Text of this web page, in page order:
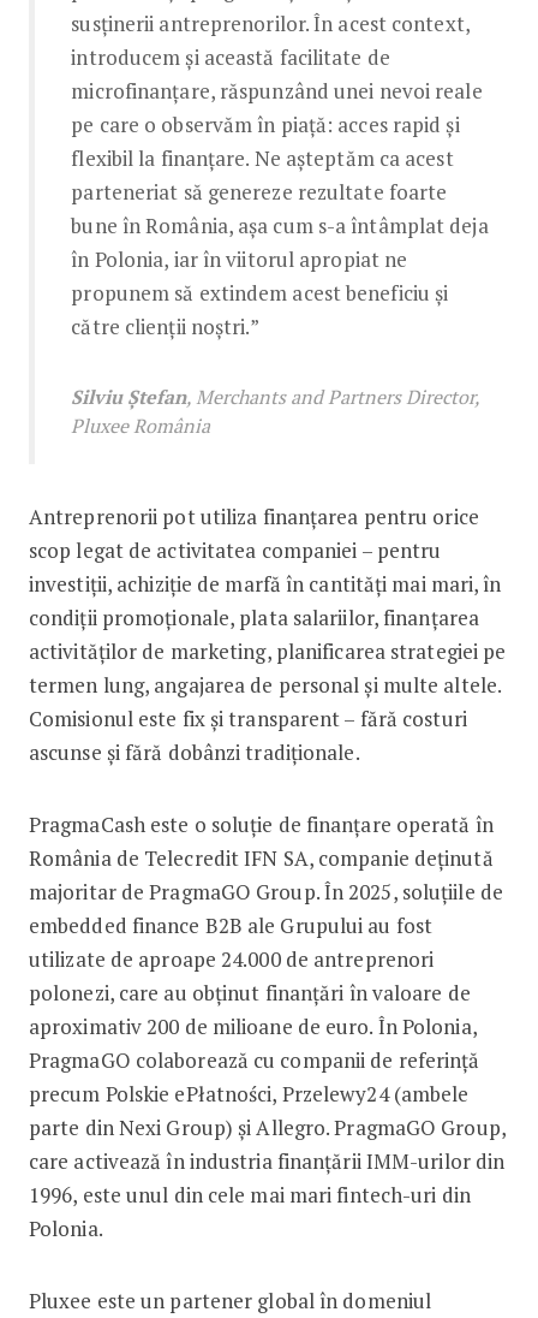
susținerii antreprenorilor. În acest context,
introducem și această facilitate de
microfinanțare, răspunzând unei nevoi reale
pe care o observăm în piață: acces rapid și
flexibil la finanțare. Ne așteptăm ca acest
parteneriat să genereze rezultate foarte
bune în România, așa cum s-a întâmplat deja
în Polonia, iar în viitorul apropiat ne
propunem să extindem acest beneficiu și
către clienții noștri.”
Silviu Ștefan, Merchants and Partners Director,
Pluxee România
Antreprenorii pot utiliza finanțarea pentru orice
scop legat de activitatea companiei – pentru
investiții, achiziție de marfă în cantități mai mari, în
condiții promoționale, plata salariilor, finanțarea
activităților de marketing, planificarea strategiei pe
termen lung, angajarea de personal și multe altele.
Comisionul este fix și transparent – fără costuri
ascunse și fără dobânzi tradiționale.
PragmaCash este o soluție de finanțare operată în
România de Telecredit IFN SA, companie deținută
majoritar de PragmaGO Group. În 2025, soluțiile de
embedded finance B2B ale Grupului au fost
utilizate de aproape 24.000 de antreprenori
polonezi, care au obținut finanțări în valoare de
aproximativ 200 de milioane de euro. În Polonia,
PragmaGO colaborează cu companii de referință
precum Polskie ePłatności, Przelewy24 (ambele
parte din Nexi Group) și Allegro. PragmaGO Group,
care activează în industria finanțării IMM-urilor din
1996, este unul din cele mai mari fintech-uri din
Polonia.
Pluxee este un partener global în domeniul